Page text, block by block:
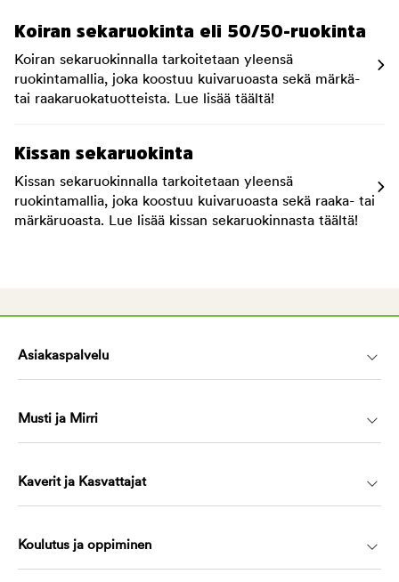
Koiran sekaruokinta eli 50/50-ruokinta
Koiran sekaruokinnalla tarkoitetaan yleensä
ruokintamallia, joka koostuu kuivaruoasta sekä märkä-
tai raakaruokatuotteista. Lue lisää täältä!
Kissan sekaruokinta
Kissan sekaruokinnalla tarkoitetaan yleensä
ruokintamallia, joka koostuu kuivaruoasta sekä raaka- tai
märkäruoasta. Lue lisää kissan sekaruokinnasta täältä!
Asiakaspalvelu
Musti ja Mirri
Kaverit ja Kasvattajat
Koulutus ja oppiminen